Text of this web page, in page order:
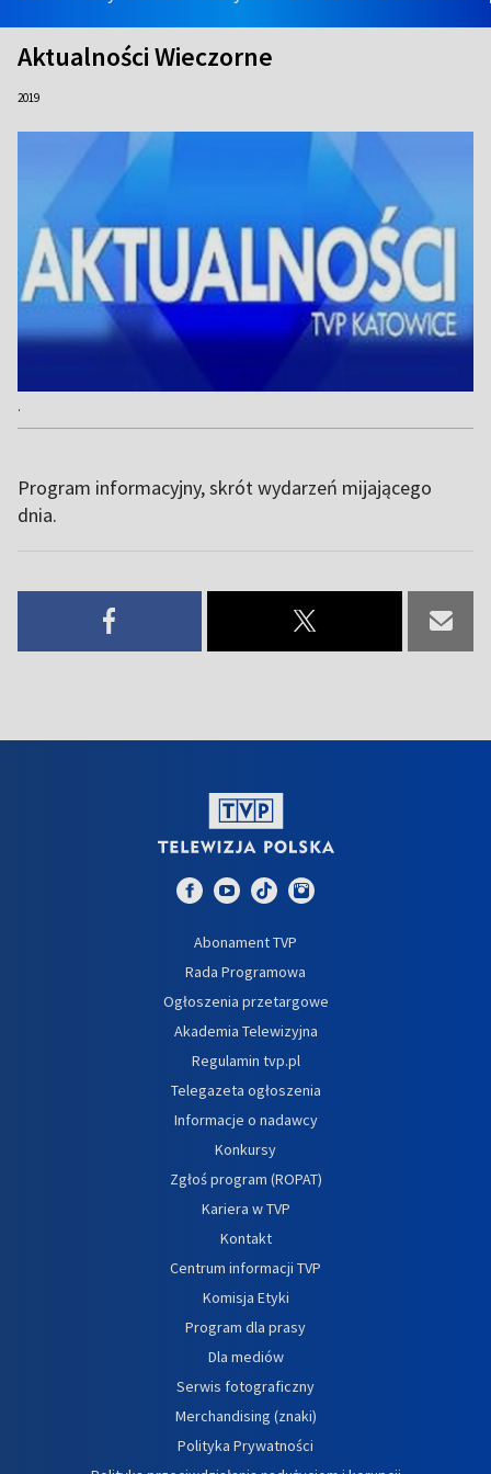
Aktualności Wieczorne
2019
.
Program informacyjny, skrót wydarzeń mijającego
dnia.
Abonament TVP
Rada Programowa
Ogłoszenia przetargowe
Akademia Telewizyjna
Regulamin tvp.pl
Telegazeta ogłoszenia
Informacje o nadawcy
Konkursy
Zgłoś program (ROPAT)
Kariera w TVP
Kontakt
Centrum informacji TVP
Komisja Etyki
Program dla prasy
Dla mediów
Serwis fotograficzny
Merchandising (znaki)
Polityka Prywatności